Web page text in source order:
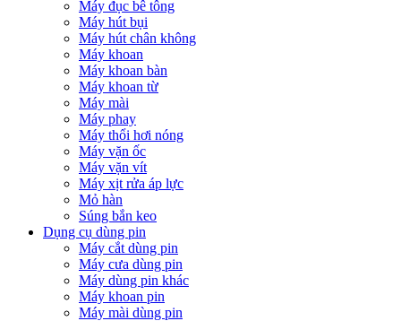
Máy đục bê tông
Máy hút bụi
Máy hút chân không
Máy khoan
Máy khoan bàn
Máy khoan từ
Máy mài
Máy phay
Máy thổi hơi nóng
Máy vặn ốc
Máy vặn vít
Máy xịt rửa áp lực
Mỏ hàn
Súng bắn keo
Dụng cụ dùng pin
Máy cắt dùng pin
Máy cưa dùng pin
Máy dùng pin khác
Máy khoan pin
Máy mài dùng pin